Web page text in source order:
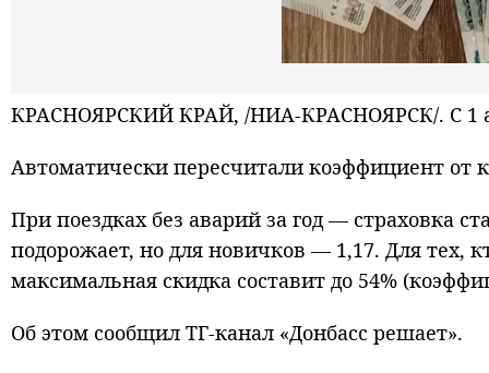
КРАСНОЯРСКИЙ КРАЙ, /НИА-КРАСНОЯРСК/. С 1
Автоматически пересчитали коэффициент от
При поездках без аварий за год — страховка
подорожает, но для новичков — 1,17. Для тех,
максимальная скидка составит до 54%
Об этом сообщил ТГ-канал «Донбасс решает».